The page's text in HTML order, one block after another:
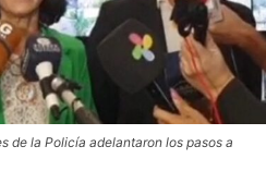
de la Policía adelantaron los pasos a